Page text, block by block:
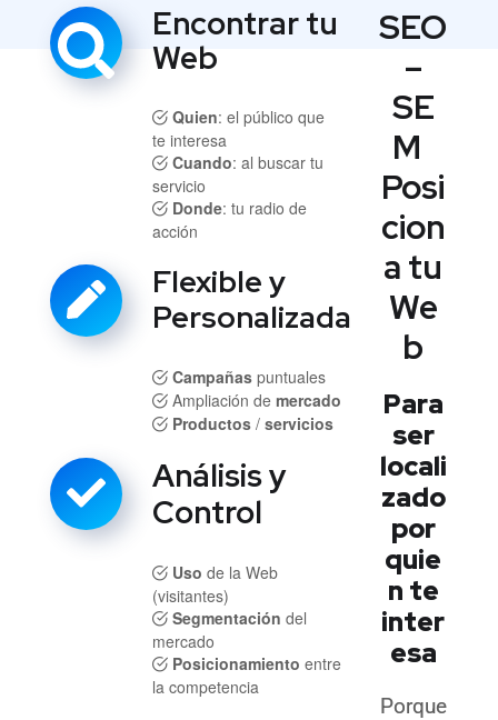
Encontrar tu
Web
Quien: el público que
te interesa
Cuando: al buscar tu
servicio
Donde: tu radio de
acción
Flexible y
Personalizada
Campañas puntuales
Ampliación de mercado
Productos / servicios
Análisis y
Control
Uso de la Web
(visitantes)
Segmentación del
mercado
Posicionamiento entre
la competencia
SEO
–
SE
M
Posi
cion
a tu
We
b
Para
ser
locali
zado
por
quie
n te
inter
esa
Porque